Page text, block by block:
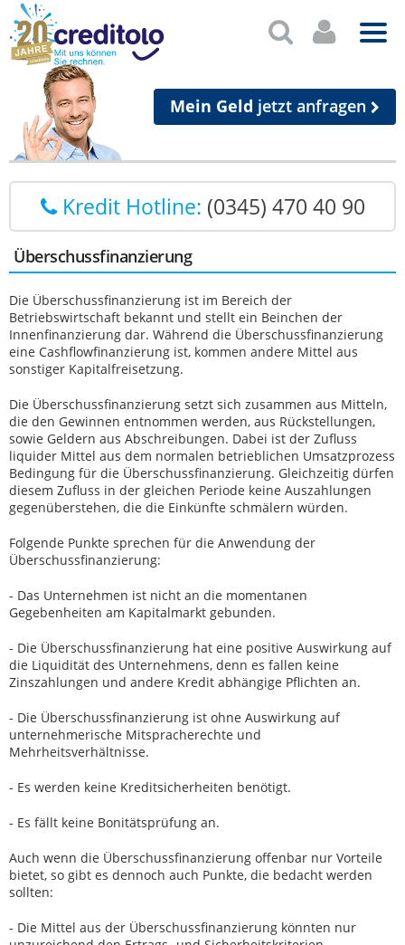
Mein Geld jetzt anfragen
Kredit Hotline: (0345) 470 40 90
Überschussfinanzierung
Die Überschussfinanzierung ist im Bereich der
Betriebswirtschaft bekannt und stellt ein Beinchen der
Innenfinanzierung dar. Während die Überschussfinanzierung
eine Cashflowfinanzierung ist, kommen andere Mittel aus
sonstiger Kapitalfreisetzung.
Die Überschussfinanzierung setzt sich zusammen aus Mitteln,
die den Gewinnen entnommen werden, aus Rückstellungen,
sowie Geldern aus Abschreibungen. Dabei ist der Zufluss
liquider Mittel aus dem normalen betrieblichen Umsatzprozess
Bedingung für die Überschussfinanzierung. Gleichzeitig dürfen
diesem Zufluss in der gleichen Periode keine Auszahlungen
gegenüberstehen, die die Einkünfte schmälern würden.
Folgende Punkte sprechen für die Anwendung der
Überschussfinanzierung:
- Das Unternehmen ist nicht an die momentanen
Gegebenheiten am Kapitalmarkt gebunden.
- Die Überschussfinanzierung hat eine positive Auswirkung auf
die Liquidität des Unternehmens, denn es fallen keine
Zinszahlungen und andere Kredit abhängige Pflichten an.
- Die Überschussfinanzierung ist ohne Auswirkung auf
unternehmerische Mitspracherechte und
Mehrheitsverhältnisse.
- Es werden keine Kreditsicherheiten benötigt.
- Es fällt keine Bonitätsprüfung an.
Auch wenn die Überschussfinanzierung offenbar nur Vorteile
bietet, so gibt es dennoch auch Punkte, die bedacht werden
sollten:
- Die Mittel aus der Überschussfinanzierung könnten nur